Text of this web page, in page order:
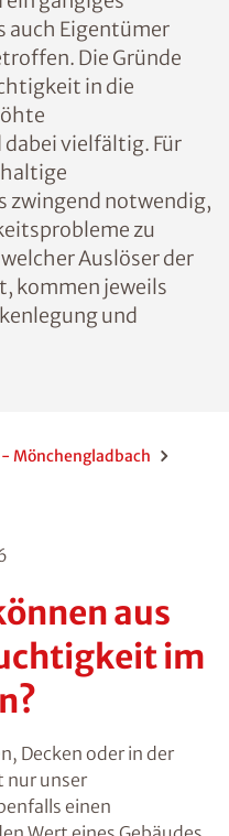
auch
Eindringen
bzw.
sind
und
ist es
der
Denn je
der
kommen